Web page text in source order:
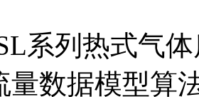
系列热式气
量数据模型算